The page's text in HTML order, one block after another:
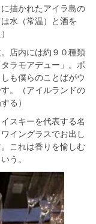
描かれたアイラ島の
水（常温）と酒を
店内には約９０種類
ラモアデュー」。ボ
も僕らのことばがウ
。（アイルランドの
る）
スキーを代表する名
イングラスでお出し
これは香りを愉しむ
う。